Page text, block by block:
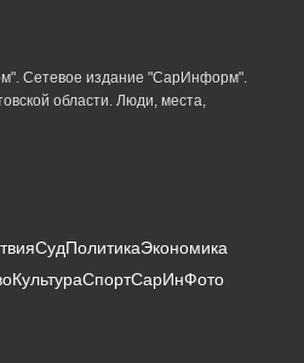
Сетевое издание "СарИнформ".
области. Люди, места,
СудПолитикаЭкономика
КультураСпортСарИнФото